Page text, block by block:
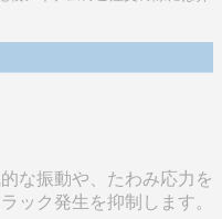
な振動や、たわみ応力を
ック発生を抑制します。